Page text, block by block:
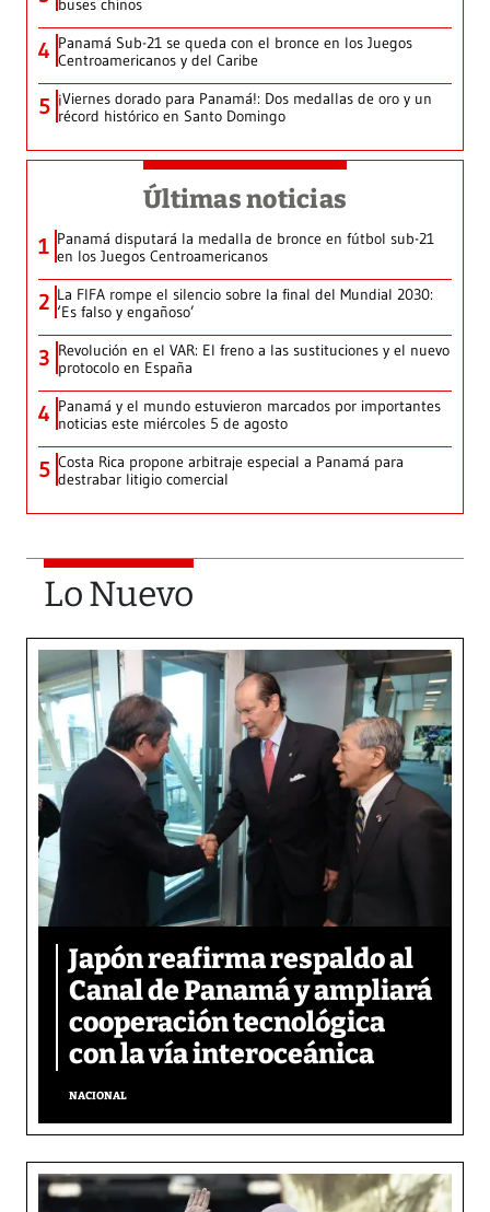
buses chinos
4 Panamá Sub-21 se queda con el bronce en los Juegos
Centroamericanos y del Caribe
5 ¡Viernes dorado para Panamá!: Dos medallas de oro y un
récord histórico en Santo Domingo
Últimas noticias
1 Panamá disputará la medalla de bronce en fútbol sub-21
en los Juegos Centroamericanos
2 La FIFA rompe el silencio sobre la final del Mundial 2030:
‘Es falso y engañoso’
3 Revolución en el VAR: El freno a las sustituciones y el nuevo
protocolo en España
4 Panamá y el mundo estuvieron marcados por importantes
noticias este miércoles 5 de agosto
5 Costa Rica propone arbitraje especial a Panamá para
destrabar litigio comercial
Lo Nuevo
Japón reafirma respaldo al
Canal de Panamá y ampliará
cooperación tecnológica
con la vía interoceánica
NACIONAL